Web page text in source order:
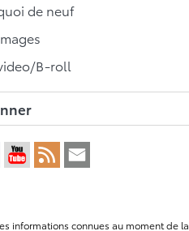
de neuf
B-roll
informations connues au moment de la